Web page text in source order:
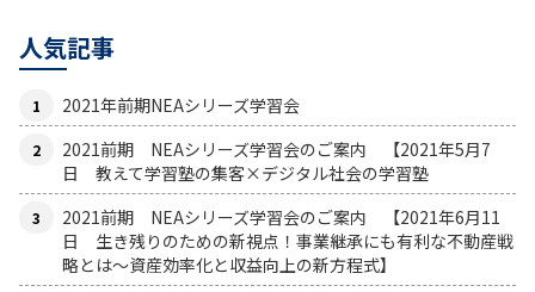
人気記事
2021年前期NEAシリーズ学習会
2021前期 NEAシリーズ学習会のご案内 【2021年5月7
日 教えて学習塾の集客×デジタル社会の学習塾
2021前期 NEAシリーズ学習会のご案内 【2021年6月11
日 生き残りのための新視点！事業継承にも有利な不動産戦
略とは〜資産効率化と収益向上の新方程式】